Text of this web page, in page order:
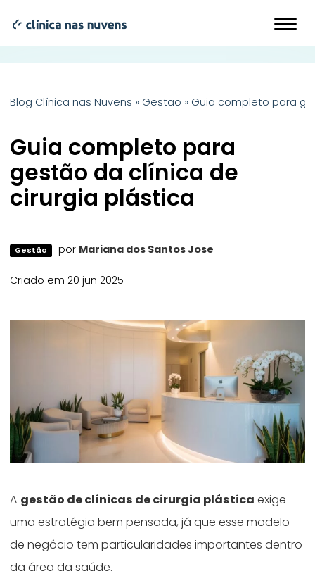
Blog Clínica nas Nuvens » Gestão » Guia completo para
Guia completo para
gestão da clínica de
cirurgia plástica
Gestão por Mariana dos Santos Jose
Criado em 20 jun 2025
A gestão de clínicas de cirurgia plástica exige
uma estratégia bem pensada, já que esse modelo
de negócio tem particularidades importantes dentro
da área da saúde.